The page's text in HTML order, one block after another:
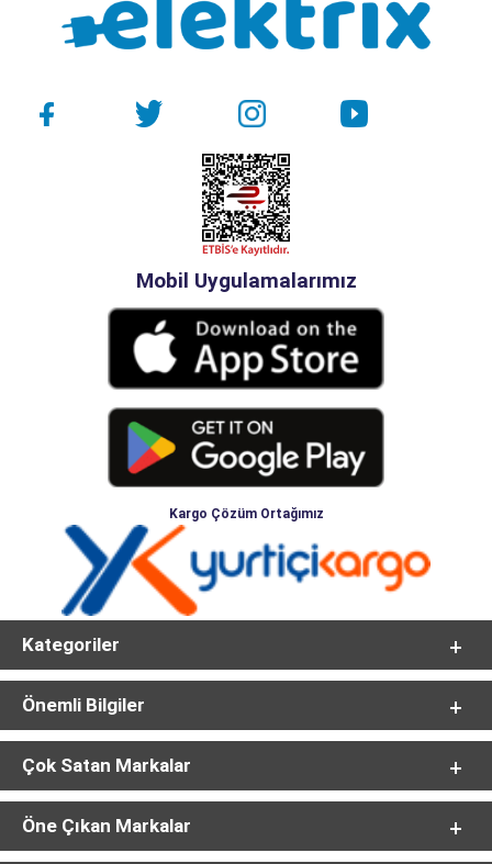
Mobil Uygulamalarımız
Kargo Çözüm Ortağımız
Kategoriler
Önemli Bilgiler
Çok Satan Markalar
Öne Çıkan Markalar